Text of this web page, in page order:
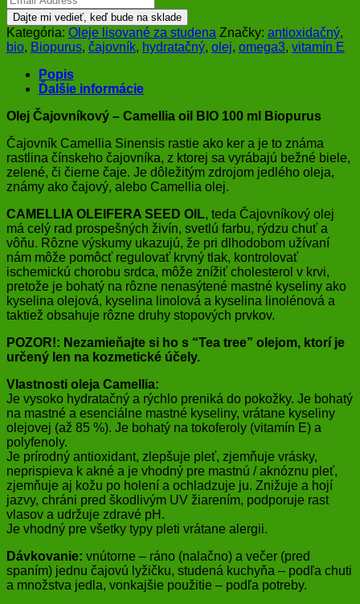
Dajte mi vedieť, keď bude na sklade
Kategória: Oleje lisované za studena Značky: antioxidačný,
bio, Biopurus, čajovník, hydratačný, olej, omega3, vitamín E
Popis
Ďalšie informácie
Olej Čajovníkový – Camellia oil BIO 100 ml Biopurus
Čajovník Camellia Sinensis rastie ako ker a je to známa
rastlina čínskeho čajovníka, z ktorej sa vyrábajú bežné biele,
zelené, či čierne čaje. Je dôležitým zdrojom jedlého oleja,
známy ako čajový, alebo Camellia olej.
CAMELLIA OLEIFERA SEED OIL, teda Čajovníkový olej
má celý rad prospešných živín, svetlú farbu, rýdzu chuť a
vôňu. Rôzne výskumy ukazujú, že pri dlhodobom užívaní
nám môže pomôcť regulovať krvný tlak, kontrolovať
ischemickú chorobu srdca, môže znížiť cholesterol v krvi,
pretože je bohatý na rôzne nenasýtené mastné kyseliny ako
kyselina olejová, kyselina linolová a kyselina linolénová a
taktiež obsahuje rôzne druhy stopových prvkov.
POZOR!: Nezamieňajte si ho s “Tea tree” olejom, ktorí je
určený len na kozmetické účely.
Vlastnosti oleja Camellia:
Je vysoko hydratačný a rýchlo preniká do pokožky. Je bohatý
na mastné a esenciálne mastné kyseliny, vrátane kyseliny
olejovej (až 85 %). Je bohatý na tokoferoly (vitamín E) a
polyfenoly.
Je prírodný antioxidant, zlepšuje pleť, zjemňuje vrásky,
neprispieva k akné a je vhodný pre mastnú / aknóznu pleť,
zjemňuje aj kožu po holení a ochladzuje ju. Znižuje a hojí
jazvy, chráni pred škodlivým UV žiarením, podporuje rast
vlasov a udržuje zdravé pH.
Je vhodný pre všetky typy pleti vrátane alergii.
Dávkovanie: vnútorne – ráno (nalačno) a večer (pred
spaním) jednu čajovú lyžičku, studená kuchyňa – podľa chuti
a množstva jedla, vonkajšie použitie – podľa potreby.